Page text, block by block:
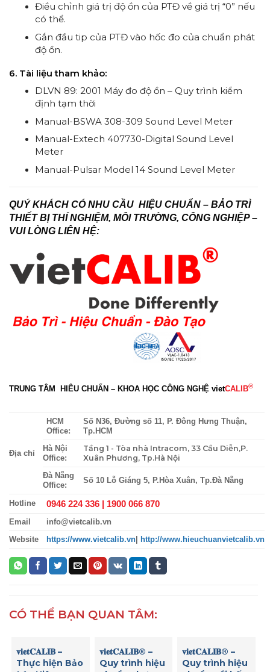
Điều chỉnh giá trị độ ồn của PTĐ về giá trị “0” nếu
có thể.
Gắn đầu tip của PTĐ vào hốc đo của chuẩn phát
độ ồn.
6. Tài liệu tham khảo:
DLVN 89: 2001 Máy đo độ ồn – Quy trình kiểm
định tạm thời
Manual-BSWA 308-309 Sound Level Meter
Manual-Extech 407730-Digital Sound Level
Meter
Manual-Pulsar Model 14 Sound Level Meter
QUÝ KHÁCH CÓ NHU CẦU HIỆU CHUẨN – BẢO TRÌ
THIẾT BỊ THÍ NGHIỆM, MÔI TRƯỜNG, CÔNG NGHIỆP –
VUI LÒNG LIÊN HỆ:
TRUNG TÂM HIÊU CHUẨN – KHOA HỌC CÔNG NGHỆ vietCALIB®
Địa chỉ
HCM
Office:
Số N36, Đường số 11, P. Đông Hưng Thuận,
Tp.HCM
Hà Nội
Office:
Tầng 1 - Tòa nhà Intracom, 33 Cầu Diễn,P.
Xuân Phương, Tp.Hà Nội
Đà Nẵng
Office:
Số 10 Lỗ Giáng 5, P.Hòa Xuân, Tp.Đà Nẵng
Hotline 0946 224 336 | 1900 066 870
Email info@vietcalib.vn
Website https://www.vietcalib.vn http://www.hieuchuanvietcalib.vn
CÓ THỂ BẠN QUAN TÂM:
𝐯𝐢𝐞𝐭𝐂𝐀𝐋𝐈𝐁 –
Thực hiện Bảo
𝐯𝐢𝐞𝐭𝐂𝐀𝐋𝐈𝐁® –
Quy trình hiệu
𝐯𝐢𝐞𝐭𝐂𝐀𝐋𝐈𝐁® –
Quy trình hiệu